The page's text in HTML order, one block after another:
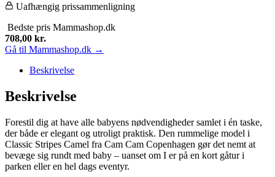
Uafhængig prissammenligning
Bedste pris Mammashop.dk
708,00 kr.
Gå til Mammashop.dk →
Beskrivelse
Beskrivelse
Forestil dig at have alle babyens nødvendigheder samlet i én taske,
der både er elegant og utroligt praktisk. Den rummelige model i
Classic Stripes Camel fra Cam Cam Copenhagen gør det nemt at
bevæge sig rundt med baby – uanset om I er på en kort gåtur i
parken eller en hel dags eventyr.